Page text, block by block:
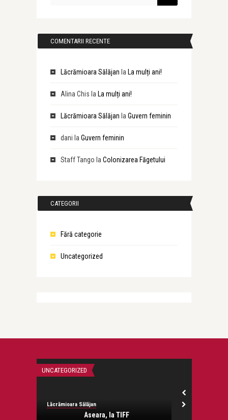
COMENTARII RECENTE
Lăcrămioara Sălăjan la La mulți ani!
Alina Chis la La mulți ani!
Lăcrămioara Sălăjan la Guvern feminin
dani la Guvern feminin
Staff Tango la Colonizarea Făgetului
CATEGORII
Fără categorie
Uncategorized
UNCATEGORIZED
Lăcrămioara Sălăjan
Aseara, la TIFF